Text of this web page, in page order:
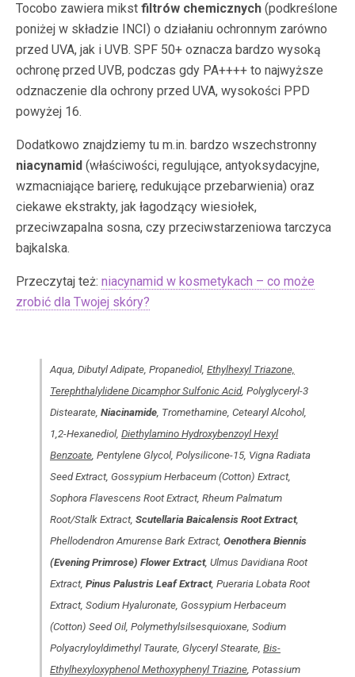
Tocobo zawiera mikst filtrów chemicznych (podkreślone
poniżej w składzie INCI) o działaniu ochronnym zarówno
przed UVA, jak i UVB. SPF 50+ oznacza bardzo wysoką
ochronę przed UVB, podczas gdy PA++++ to najwyższe
odznaczenie dla ochrony przed UVA, wysokości PPD
powyżej 16.
Dodatkowo znajdziemy tu m.in. bardzo wszechstronny
niacynamid (właściwości, regulujące, antyoksydacyjne,
wzmacniające barierę, redukujące przebarwienia) oraz
ciekawe ekstrakty, jak łagodzący wiesiołek,
przeciwzapalna sosna, czy przeciwstarzeniowa tarczyca
bajkalska.
Przeczytaj też: niacynamid w kosmetykach – co może
zrobić dla Twojej skóry?
Aqua, Dibutyl Adipate, Propanediol, Ethylhexyl Triazone,
Terephthalylidene Dicamphor Sulfonic Acid, Polyglyceryl-3
Distearate, Niacinamide, Tromethamine, Cetearyl Alcohol,
1,2-Hexanediol, Diethylamino Hydroxybenzoyl Hexyl
Benzoate, Pentylene Glycol, Polysilicone-15, Vigna Radiata
Seed Extract, Gossypium Herbaceum (Cotton) Extract,
Sophora Flavescens Root Extract, Rheum Palmatum
Root/Stalk Extract, Scutellaria Baicalensis Root Extract,
Phellodendron Amurense Bark Extract, Oenothera Biennis
(Evening Primrose) Flower Extract, Ulmus Davidiana Root
Extract, Pinus Palustris Leaf Extract, Pueraria Lobata Root
Extract, Sodium Hyaluronate, Gossypium Herbaceum
(Cotton) Seed Oil, Polymethylsilsesquioxane, Sodium
Polyacryloyldimethyl Taurate, Glyceryl Stearate, Bis-
Ethylhexyloxyphenol Methoxyphenyl Triazine, Potassium